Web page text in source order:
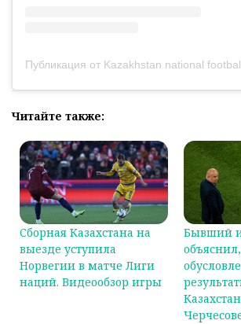
Публикация от Kazakhstan national
Читайте также:
Сборная Казахстана на
выезде уступила
Норвегии в матче Лиги
наций. Видеообзор игры
Бывший